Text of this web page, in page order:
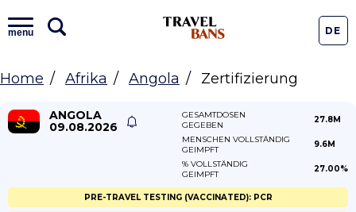
menu DE
Home Afrika Angola Zertifizierung
ANGOLA
09.08.2026
GESAMTDOSEN
GEGEBEN
27.8M
MENSCHEN VOLLSTÄNDIG
GEIMPFT
9.6M
% VOLLSTÄNDIG
GEIMPFT
27.00%
PRE-TRAVEL TESTING (VACCINATED): PCR